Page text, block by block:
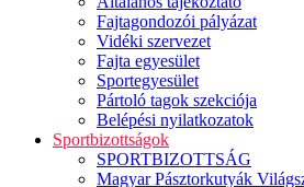
Fajtagondozói pályázat
Vidéki szervezet
Fajta egyesület
Sportegyesület
Pártoló tagok szekciója
Belépési nyilatkozatok
Sportbizottságok
SPORTBIZOTTSÁG
Magyar Pásztorkutyák